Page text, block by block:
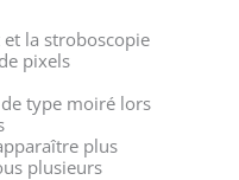
la stroboscopie
pixels
type moiré lors
plus
plusieurs